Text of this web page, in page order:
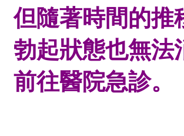
但隨著時間的推
勃起狀態也無法
前往醫院急診。